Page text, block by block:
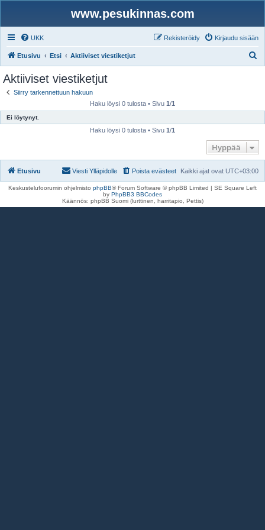
www.pesukinnas.com
UKK Kirjaudu sisään
Rekisteröidy
Etusivu Etsi Aktiiviset viestiketjut
Aktiiviset viestiketjut
Siirry tarkennettuun hakuun
Haku löysi 0 tulosta • Sivu 1/1
Ei löytynyt.
Haku löysi 0 tulosta • Sivu 1/1
Hyppää
Etusivu Kaikki ajat ovat UTC+03:00
Poista evästeet
Viesti Ylläpidolle
Keskustelufoorumin ohjelmisto phpBB® Forum Software © phpBB Limited | SE Square Left
by PhpBB3 BBCodes
Käännös: phpBB Suomi (lurttinen, harritapio, Pettis)